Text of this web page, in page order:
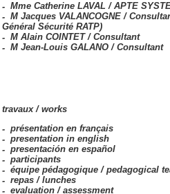
Mme Catherine LAVAL / APTE
M Jacques VALANCOGNE /
Général Sécurité RATP)
M Alain COINTET / Consultant
M Jean-Louis GALANO / Consultant
travaux / works
présentation en français
presentation in english
presentación en español
participants
équipe pédagogique / pedagogical
repas / lunches
evaluation / assessment